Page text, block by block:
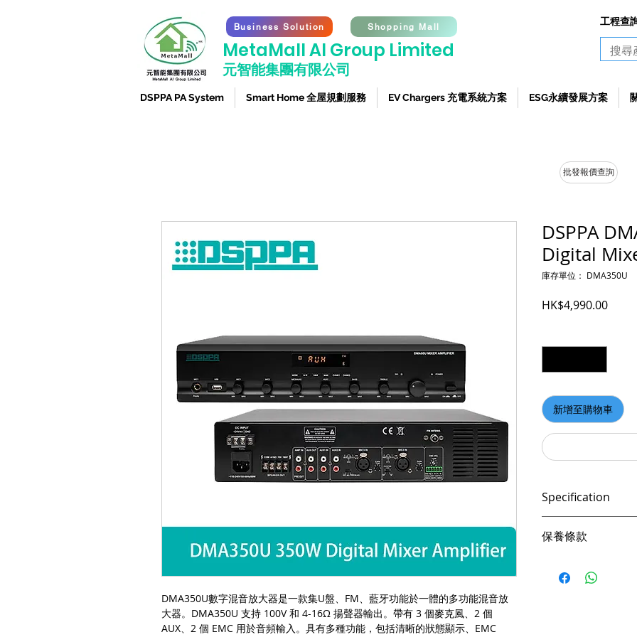
Business Solution Shopping Mall
​MetaMall AI Group Limited
元智能集團有限公司
DSPPA PA System Smart Home 全屋規劃服務 EV Chargers 充電系統方案 ESG永續發展方案
工程查
DMA350U數字混音放大器是一款集U盤、FM、藍牙功能於一體的多功能混音放
大器。DMA350U 支持 100V 和 4-16Ω 揚聲器輸出。帶有 3 個麥克風、2 個
AUX、2 個 EMC 用於音頻輸入。具有多種功能，包括清晰的狀態顯示、EMC
DSPPA
Digital
庫存單位： DMA350U
HK$4,990.00價格
新增至購物車
Specification
● 具有內置藍牙、FM
● 支持100V和70V
● 可通過紅外遙控器
保養條款
憑購買發票，全
批發報價查詢